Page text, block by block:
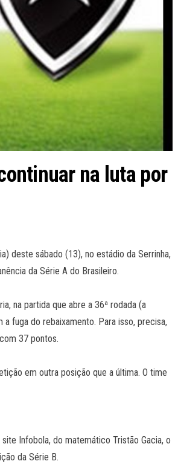
na luta por
deste sábado (13), no estádio da Serrinha,
da Série A do Brasileiro.
na partida que abre a 36ª rodada (a
fuga do rebaixamento. Para isso, precisa,
37 pontos.
em outra posição que a última. O time
Infobola, do matemático Tristão Gacia, o
da Série B.